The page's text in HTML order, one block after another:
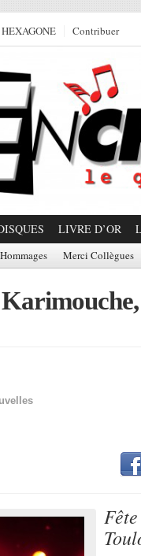
Contribuer
LIVRE D’OR
Hommages Merci Collègues